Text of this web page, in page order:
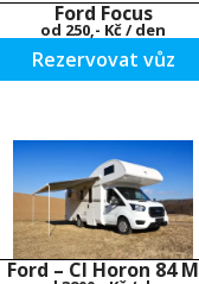
Ford Focus
od 250,- Kč/ den
Rezervovat vůz
Ford – CI Horon 84 M